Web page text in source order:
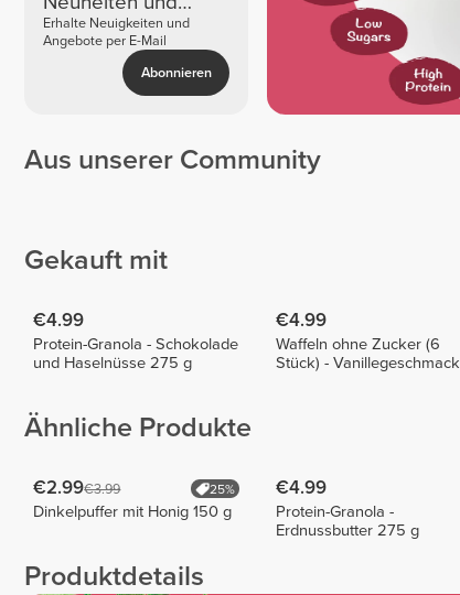
Angebote
Erhalte Neuigkeiten und
Angebote per E-Mail
Abonnieren
Aus unserer Community
Gekauft mit
€4.99
Protein-Granola - Schokolade
und Haselnüsse 275 g
€4.99
Waffeln ohne Zucker (6
Stück) - Vanillegeschmack
Ähnliche Produkte
€2.99€3.99 25%
Dinkelpuffer mit Honig 150 g
€4.99
Protein-Granola -
Erdnussbutter 275 g
Produktdetails